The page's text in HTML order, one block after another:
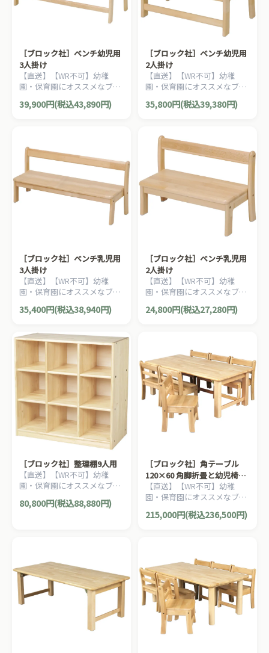
［ブロック社］ベンチ幼児用
3人掛け
【直送】【WR不可】幼稚
園・保育園にオススメなブロ
ック社の木製子ども家具。子
どもが快適に座れるようデザ
39,900円(税込43,890円)
［ブロック社］ベンチ幼児用
2人掛け
【直送】【WR不可】幼稚
園・保育園にオススメなブロ
ック社の木製子ども家具。子
どもが快適に座れるようデザ
35,800円(税込39,380円)
［ブロック社］ベンチ乳児用
3人掛け
【直送】【WR不可】幼稚
園・保育園にオススメなブロ
ック社の木製子ども家具。子
どもが快適に座れるようデザ
35,400円(税込38,940円)
［ブロック社］ベンチ乳児用
2人掛け
【直送】【WR不可】幼稚
園・保育園にオススメなブロ
ック社の木製子ども家具。子
どもが快適に座れるようデザ
24,800円(税込27,280円)
［ブロック社］整理棚9人用
【直送】【WR不可】幼稚
園・保育園にオススメなブロ
ック社の木製子ども家具。収
納に便利な白木棚です。
80,800円(税込88,880円)
［ブロック社］角テーブル
120×60 角脚折畳と幼児椅子
6脚のセット
【直送】【WR不可】幼稚
園・保育園にオススメなブロ
ック社の木製子ども家具。割
安なってるテーブルと椅子の
215,000円(税込236,500円)